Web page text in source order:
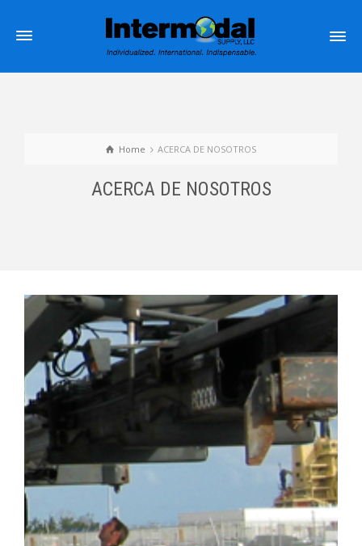
Home ACERCA DE NOSOTROS
ACERCA DE NOSOTROS